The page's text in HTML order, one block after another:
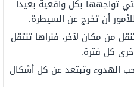
تواجهها بكل واقعية بعيداً
أن تخرج عن السيطرة.
من مكان لآخر، فنراها تنتقل
كل فترة.
الهدوء وتبتعد عن كل أشكال